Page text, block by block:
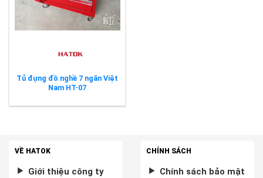
Tủ đựng đồ nghề 7 ngăn Việt
Nam HT-07
VỀ HATOK
Giới thiệu công ty
CHÍNH SÁCH
Chính sách bảo mật